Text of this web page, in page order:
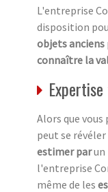
L'entreprise
disposition
objets anciens
connaître la
Alors que vous
peut se
estimer parun
l'entreprise
même de les